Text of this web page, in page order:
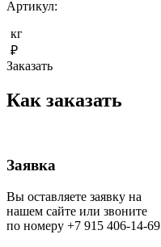
Артикул:
кг
₽
Заказать
Как заказать
Заявка
Вы оставляете заявку на
нашем сайте или звоните
по номеру +7 915 406-14-69